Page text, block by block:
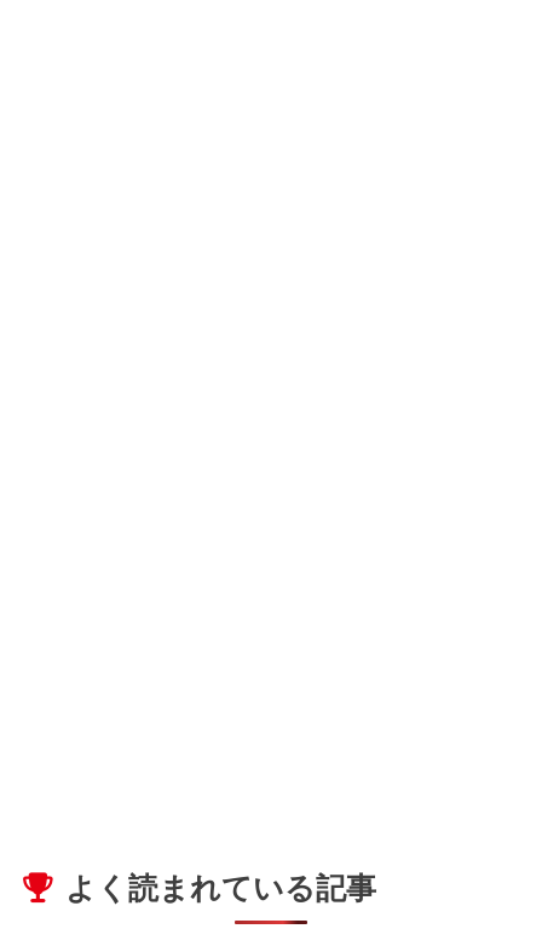
よく読まれている記事